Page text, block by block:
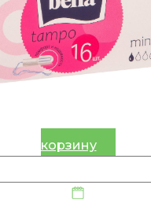
корзину